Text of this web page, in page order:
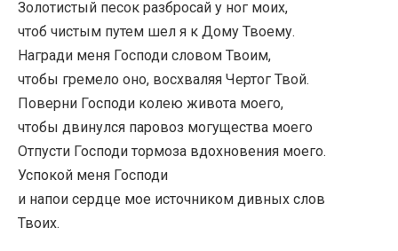
Золотистый песок разбросай у ног моих,
чтоб чистым путем шел я к Дому Твоему.
Награди меня Господи словом Твоим,
чтобы гремело оно, восхваляя Чертог Твой.
Поверни Господи колею живота моего,
чтобы двинулся паровоз могущества моего
Отпусти Господи тормоза вдохновения моего.
Успокой меня Господи
и напои сердце мое источником дивных слов
Твоих.